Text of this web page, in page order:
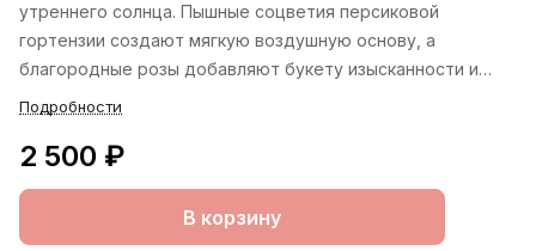
утреннего солнца. Пышные соцветия персиковой
гортензии создают мягкую воздушную основу, а
благородные розы добавляют букету изысканности и
глубины. Оттенки варьируются от нежно‑персикового до
солнца над цветущим садом.
Подробности
2 500 ₽
В корзину